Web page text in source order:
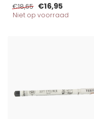
€18,65 €16,95
Niet op voorraad